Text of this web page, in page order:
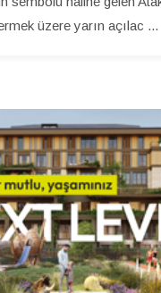
üzere yarın açılac ...